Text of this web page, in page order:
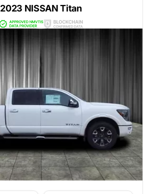
2023 NISSAN Titan